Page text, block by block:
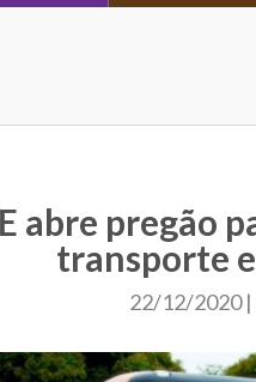
abre pregão
transporte
22/12/2020 |